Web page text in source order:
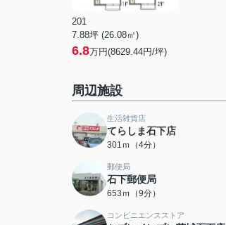
201
7.88坪 (26.08㎡)
6.8万円(8629.44円/坪)
周辺施設
生活雑貨店
てらしま石下店
301ｍ（4分）
郵便局
石下郵便局
653ｍ（9分）
コンビニエンスストア